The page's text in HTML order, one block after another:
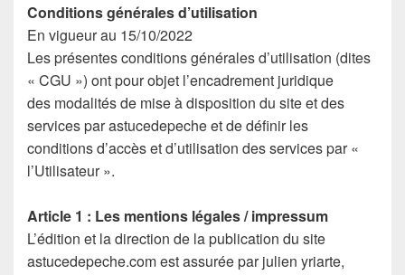
Conditions générales d’utilisation
En vigueur au 15/10/2022
Les présentes conditions générales d’utilisation (dites
« CGU ») ont pour objet l’encadrement juridique
des modalités de mise à disposition du site et des
services parastucedepeche et de définir les
conditions d’accès et d’utilisation des services par «
l’Utilisateur ».
Article 1 : Les mentions légales/ impressum
L’édition et la direction de la publication du site
astucedepeche.com est assurée par julien yriarte,